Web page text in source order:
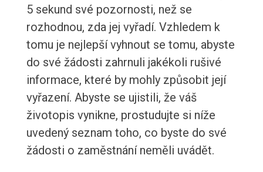
5 sekund své pozornosti, než se
rozhodnou, zda jej vyřadí. Vzhledem k
tomu je nejlepší vyhnout se tomu, abyste
do své žádosti zahrnuli jakékoli rušivé
informace, které by mohly způsobit její
vyřazení. Abyste se ujistili, že váš
životopis vynikne, prostudujte si níže
uvedený seznam toho, co byste do své
žádosti o zaměstnání neměli uvádět.